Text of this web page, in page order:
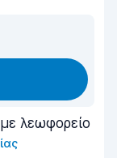
λεωφορείο